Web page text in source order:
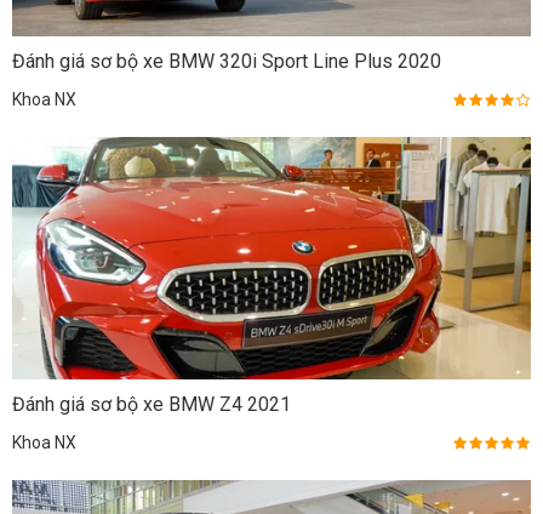
Đánh giá sơ bộ xe BMW 320i Sport Line Plus 2020
Khoa NX
Đánh giá sơ bộ xe BMW Z4 2021
Khoa NX